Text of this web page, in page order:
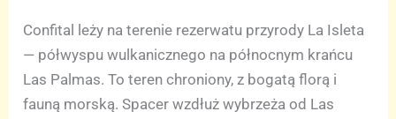
Confital leży na terenie rezerwatu przyrody La Isleta
— półwyspu wulkanicznego na północnym krańcu
Las Palmas. To teren chroniony, z bogatą florą i
fauną morską. Spacer wzdłuż wybrzeża od Las